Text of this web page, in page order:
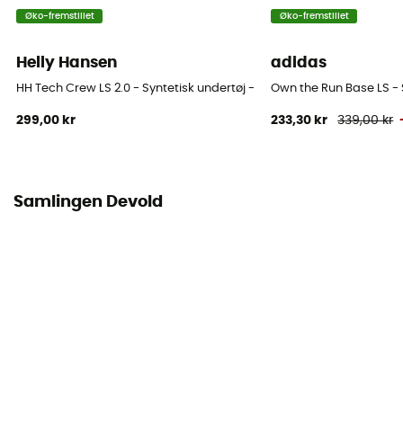
Øko-fremstillet
Helly Hansen
HH Tech Crew LS 2.0 - Syntetisk undertøj - Damer
299,00 kr
Øko-fremstillet
adidas
Own the Run Base LS
233,30 kr 339,00 kr
Samlingen Devold